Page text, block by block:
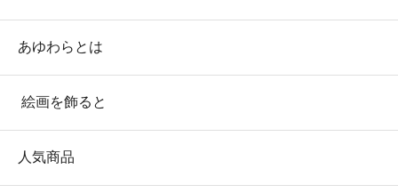
あゆわらとは
絵画を飾ると
人気商品